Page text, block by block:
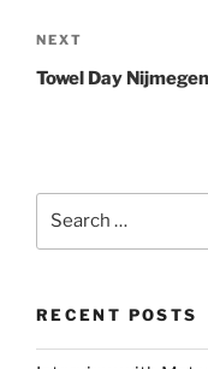
Next
Post
NEXT
Towel Day Nijmegen
RECENT POSTS